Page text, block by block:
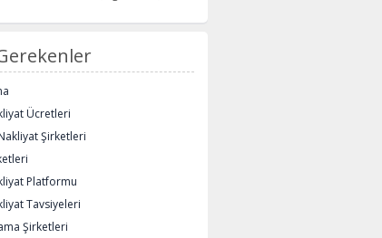
Ücretleri
Şirketleri
Platformu
Tavsiyeleri
Şirketleri